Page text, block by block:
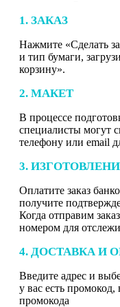
1. ЗАКАЗ
Нажмите «Сделать
и тип бумаги,
корзину».
2. МАКЕТ
В процессе
специалисты могут
телефону или email
3.
Оплатите заказ
получите
Когда отправим
номером для
4. ДОСТАВКА И
Введите адрес и
у вас есть промокод,
промокода